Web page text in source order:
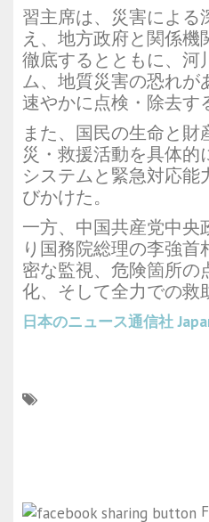
習主席は、災害による
え、地方政府と関係機
徹底するとともに、河
ム、地質災害の恐れが
速やかに点検・除去す
また、国民の生命と財
災・救援活動を具体的
システムと緊急対応能
びかけた。
一方、中国共産党中央
り国務院総理の李強
密な監視、危険箇所の
化、そして全力での救
日本のニュース通信社